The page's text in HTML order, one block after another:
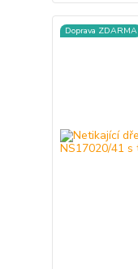
Doprava ZDARMA